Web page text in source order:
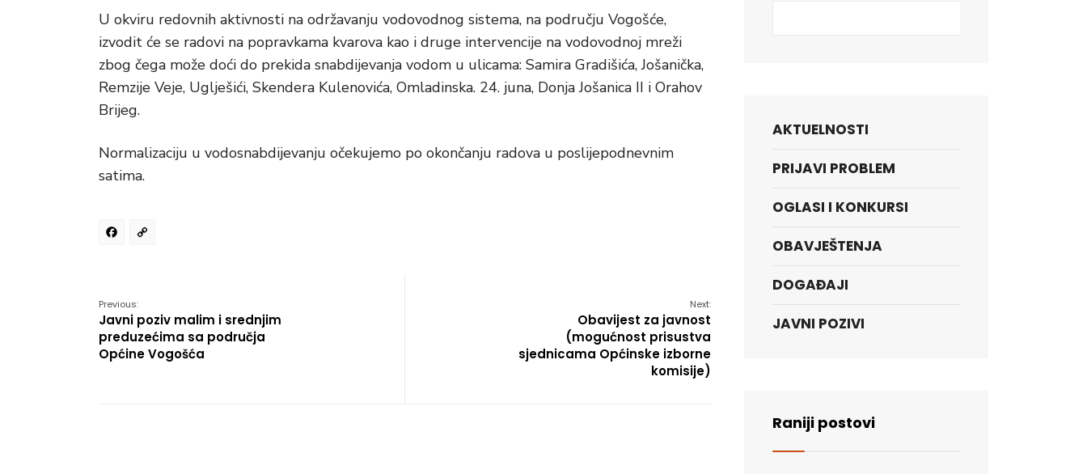
U okviru redovnih aktivnosti na održavanju vodovodnog sistema, na području Vogošće,
izvodit će se radovi na popravkama kvarova kao i druge intervencije na vodovodnoj mreži
zbog čega može doći do prekida snabdijevanja vodom u ulicama: Samira Gradišića, Jošanička,
Remzije Veje, Uglješići, Skendera Kulenovića, Omladinska. 24. juna, Donja Jošanica II i Orahov
Brijeg.
Normalizaciju u vodosnabdijevanju očekujemo po okončanju radova u poslijepodnevnim
satima.
Facebook
Previous:
Javni poziv malim i srednjim
preduzećima sa područja
Općine Vogošća
Next:
Obavijest za javnost
(mogućnost prisustva
sjednicama Općinske izborne
komisije)
AKTUELNOSTI
PRIJAVI PROBLEM
OGLASI I KONKURSI
OBAVJEŠTENJA
DOGAĐAJI
JAVNI POZIVI
Raniji postovi